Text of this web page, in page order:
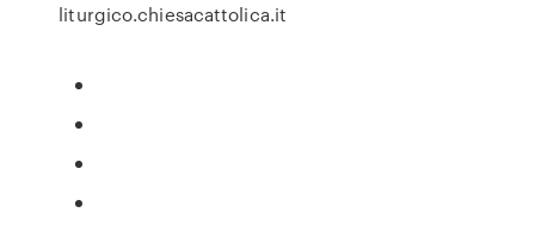
liturgico.chiesacattolica.it